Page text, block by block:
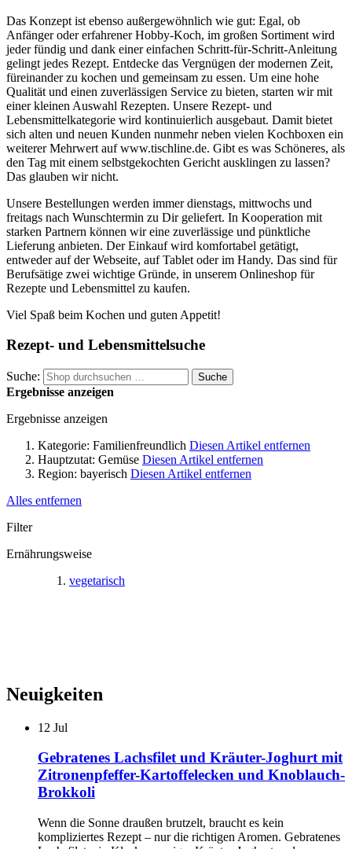
Das Konzept ist ebenso außergewöhnlich wie gut: Egal, ob
Anfänger oder erfahrener Hobby-Koch, im großen Sortiment wird
jeder fündig und dank einer einfachen Schritt-für-Schritt-Anleitung
gelingt jedes Rezept. Entdecke das Vergnügen der modernen Zeit,
füreinander zu kochen und gemeinsam zu essen. Um eine hohe
Qualität und einen zuverlässigen Service zu bieten, starten wir mit
einer kleinen Auswahl Rezepten. Unsere Rezept- und
Lebensmittelkategorie wird kontinuierlich ausgebaut. Damit bietet
sich alten und neuen Kunden nunmehr neben vielen Kochboxen ein
weiterer Mehrwert auf www.tischline.de. Gibt es was Schöneres, als
den Tag mit einem selbstgekochten Gericht ausklingen zu lassen?
Das glauben wir nicht.
Unsere Bestellungen werden immer dienstags, mittwochs und
freitags nach Wunschtermin zu Dir geliefert. In Kooperation mit
starken Partnern können wir eine zuverlässige und pünktliche
Lieferung anbieten. Der Einkauf wird komfortabel getätigt,
entweder auf der Webseite, auf Tablet oder im Handy. Das sind für
Berufsätige zwei wichtige Gründe, in unserem Onlineshop für
Rezepte und Lebensmittel zu kaufen.
Viel Spaß beim Kochen und guten Appetit!
Rezept- und Lebensmittelsuche
Suche: Suche
Ergebnisse anzeigen
Ergebnisse anzeigen
Kategorie: Familienfreundlich Diesen Artikel entfernen
Hauptzutat: Gemüse Diesen Artikel entfernen
Region: bayerisch Diesen Artikel entfernen
Alles entfernen
Filter
Ernährungsweise
vegetarisch
Neuigkeiten
12 Jul
Gebratenes Lachsfilet und Kräuter-Joghurt mit
Zitronenpfeffer-Kartoffelecken und Knoblauch-
Brokkoli
Wenn die Sonne draußen brutzelt, braucht es kein
kompliziertes Rezept – nur die richtigen Aromen. Gebratenes